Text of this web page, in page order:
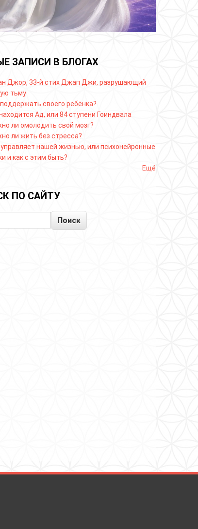
ЗАПИСИ В БЛОГАХ
Джор, 33-й стих Джап Джи, разрушающий
тьму
своего ребёнка?
Ад, или 84 ступени Гоиндвала
ли омолодить свой мозг?
ли жить без стресса?
нашей жизнью, или психонейронные
и как с этим быть?
Ещё
ПО САЙТУ